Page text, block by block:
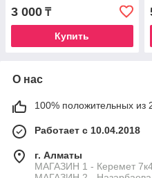
3 000 ₸
Купить
О нас
100% положительных из
Работает с 10.04.2018
г. Алматы
МАГАЗИН 1 - Керемет